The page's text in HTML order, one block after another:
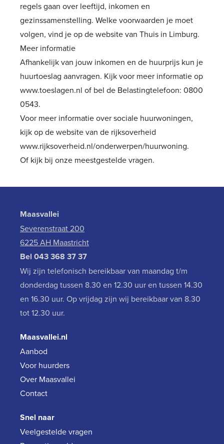
regels gaan over leeftijd, inkomen en
gezinssamenstelling. Welke voorwaarden je moet
volgen, vind je op de website van Thuis in Limburg.
Meer informatie
Afhankelijk van jouw inkomen en de huurprijs kun je
huurtoeslag aanvragen. Kijk voor meer informatie op
www.toeslagen.nl of bel de Belastingtelefoon: 0800
0543.
Voor meer informatie over sociale huurwoningen,
kijk op de website van de rijksoverheid
www.rijksoverheid.nl/onderwerpen/huurwoning.
Of kijk bij onze meestgestelde vragen.
Maasvallei
Severenstraat 200
6225 AH Maastricht
Bel 043 368 37 37
Wij zijn telefonisch bereikbaar van maandag t/m
donderdag tussen 8.30 en 12.30 uur en tussen 14.30
en 16.30 uur. Op vrijdag zijn wij bereikbaar van 8.30
tot 12.30 uur.
Maasvallei.nl
Aanbod
Voor huurders
Over Maasvallei
Contact
Snel naar
Veelgestelde vragen